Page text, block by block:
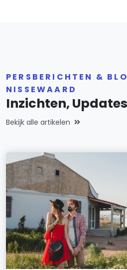
Deimospad 16
Deimospad 18
Deimospad 20
PERSBERICHTEN &
NISSEWAARD
Inzichten,
Bekijk alle artikelen